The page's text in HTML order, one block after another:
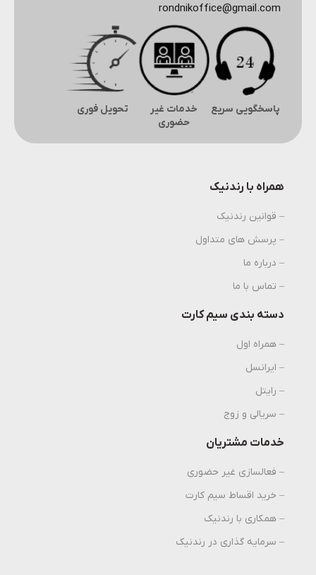
rondnikoffice@gmail.com
پاسخگویی سریع
خدمات غیر
حضوری
تحویل فوری
همراه با رندنیک
– قوانین رندنیک
– پرسش های متداول
– درباره ما
– تماس با ما
دسته بندی سیم کارت
– همراه اول
– ایرانسل
– رایتل
– سریالی و زوج
خدمات مشتریان
– فعالسازی غیر حضوری
– خرید اقساط سیم کارت
– همکاری با رندنیک
– سرمایه گذاری در رندنیک